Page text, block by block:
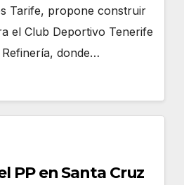
Tarife, propone construir
el Club Deportivo Tenerife
donde…
PP en Santa Cruz